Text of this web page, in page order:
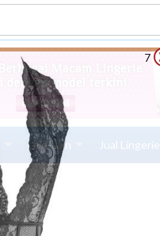
6
Lain-Lain Jual